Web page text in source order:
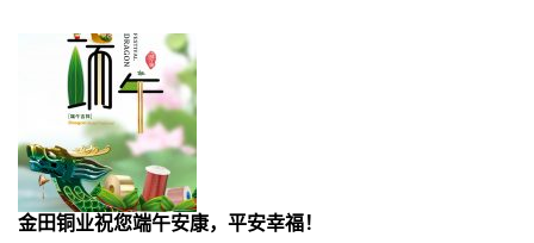
金田铜业祝您端午安康，平安幸福！